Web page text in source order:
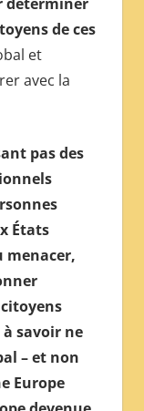
de ces
et
avec la
pas des
États
menacer,
savoir ne
– et non
Europe